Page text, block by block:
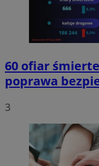
60 ofiar
poprawa
3